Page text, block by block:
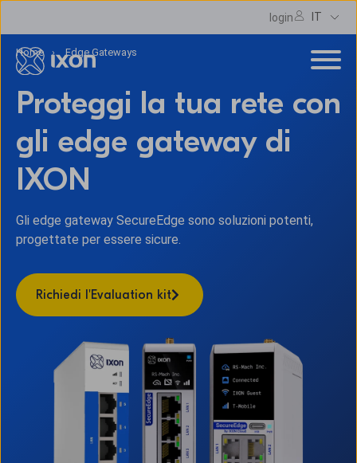
login IT
Home Edge Gateways
Proteggi la tua rete con
gli edge gateway di
IXON
Gli edge gateway SecureEdge sono soluzioni potenti,
progettate per essere sicure.
Richiedi l'Evaluation kit